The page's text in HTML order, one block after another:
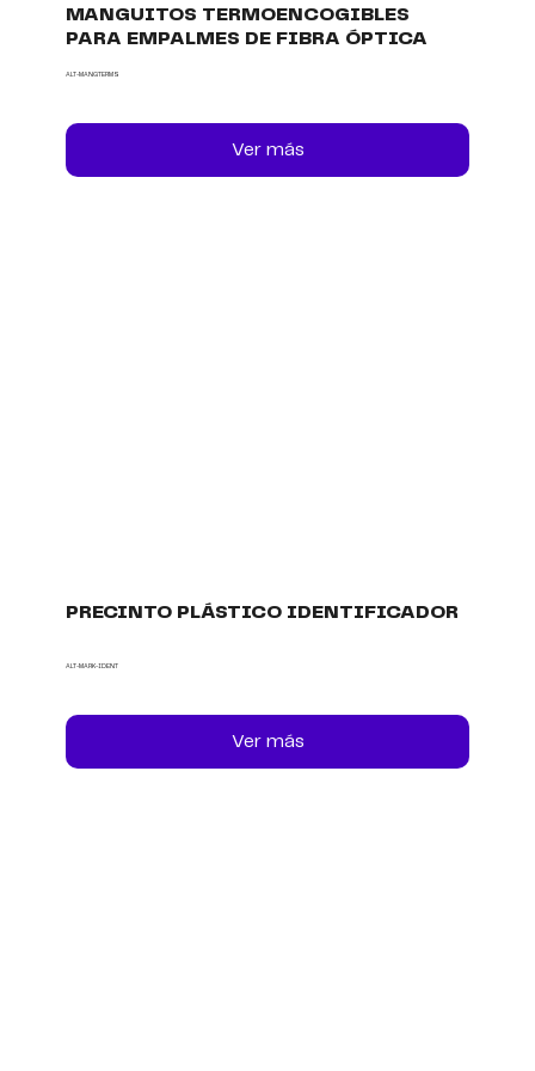
Ver más
MANGUITOS TERMOENCOGIBLES
PARA EMPALMES DE FIBRA ÓPTICA
ALT-MANGTERMS
Ver más
PRECINTO PLÁSTICO IDENTIFICADOR
ALT-MARK-IDENT